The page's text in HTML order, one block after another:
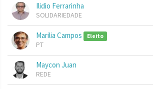
Ilidio Ferrarinha
SOLIDARIEDADE
Marilia Campos Eleito
PT
Maycon Juan
REDE